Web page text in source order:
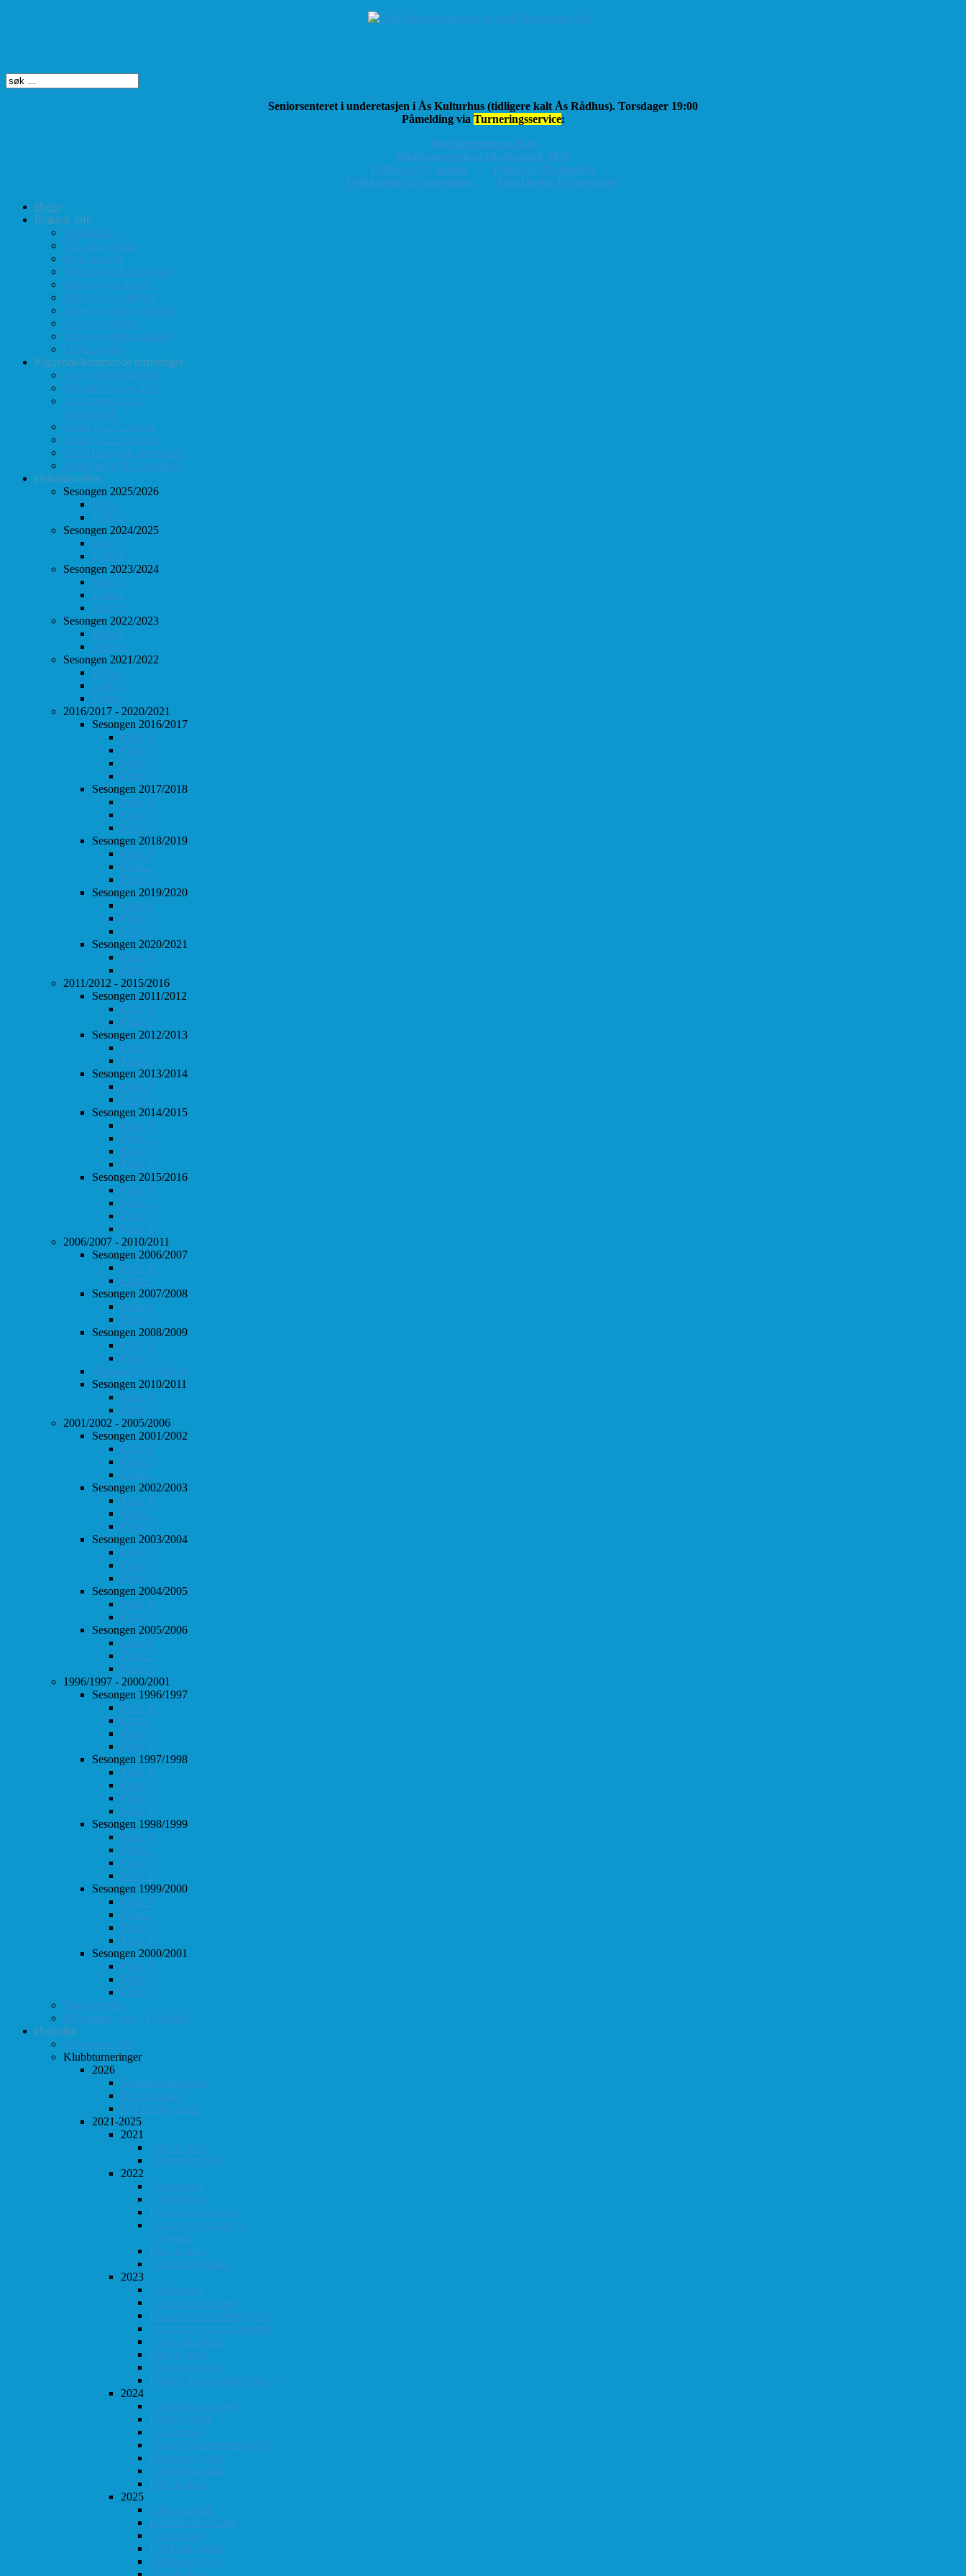
Seniorsenteret i underetasjen i Ås Kulturhus (tidligere kalt Ås Rådhus). Torsdager 19:00
Påmelding via Turneringsservice:
Høstturneringen 2026
Klubbmesterskap Hurtigsjakk 2026
FolloLyn 27. august
FolloLyn 22. oktober
FolloHurtig 24. september
FolloHurtig 10. desember
Hjem
Praktisk info
Terminliste
Tid, sted og pris
Styre og verv
Telefon- og E-post-liste
Forenings-vedtekter
Turneringsreglement
Barne- og ungdomssjakk
Årsmøte-papirer
Litt om sjakkforeningen
FIDEs regler
Pågående/kommende turneringer
Vårt turneringstilbud
Høstturneringen 2026
Klubbmesterskap
Hurtigsjakk
FolloLyn 27. august
FolloLyn 22. oktober
FolloHurtig 24. september
FolloHurtig 10. desember
Østlandsserien
Sesongen 2025/2026
Follo 1
Follo 2
Sesongen 2024/2025
Follo 1
Follo 2
Sesongen 2023/2024
Follo 1
Follo 2
Follo 3
Sesongen 2022/2023
Follo 1
Follo 2
Sesongen 2021/2022
Follo 1
Follo 2
Follo 3
2016/2017 - 2020/2021
Sesongen 2016/2017
Follo 1
Follo 2
Follo 3
Follo 4
Sesongen 2017/2018
Follo 1
Follo 2
Follo 3
Sesongen 2018/2019
Follo 1
Follo 2
Follo 3
Sesongen 2019/2020
Follo 1
Follo 2
Follo 3
Sesongen 2020/2021
Follo 1
Follo 2
2011/2012 - 2015/2016
Sesongen 2011/2012
Follo 1
Follo 2
Sesongen 2012/2013
Follo 1
Follo 2
Sesongen 2013/2014
Follo 1
Follo 2
Sesongen 2014/2015
Follo 1
Follo 2
Follo 3
Follo 4
Sesongen 2015/2016
Follo 1
Follo 2
Follo 3
Follo 4
2006/2007 - 2010/2011
Sesongen 2006/2007
Follo 1
Follo 2
Sesongen 2007/2008
Follo 1
Follo 2
Sesongen 2008/2009
Follo 1
Follo 2
Sesongen 2009/2010
Sesongen 2010/2011
Follo 1
Follo 2
2001/2002 - 2005/2006
Sesongen 2001/2002
Follo 1
Follo 2
Follo 3
Sesongen 2002/2003
Follo 1
Follo 2
Follo 3
Sesongen 2003/2004
Follo 1
Follo 2
Follo 3
Sesongen 2004/2005
Follo 1
Follo 2
Sesongen 2005/2006
Follo 1
Follo 2
Follo 3
1996/1997 - 2000/2001
Sesongen 1996/1997
Follo 1
Follo 2
Follo 3
Follo 4
Sesongen 1997/1998
Follo 1
Follo 2
Follo 3
Follo 4
Sesongen 1998/1999
Follo 1
Follo 2
Follo 3
Follo 4
Sesongen 1999/2000
Follo 1
Follo 2
Follo 3
Follo 4
Sesongen 2000/2001
Follo 1
Follo 2
Follo 3
Totaloversikt
ØS-kamper med "Fullt hus"
Historikk
Vinner-oversikt
Klubbturneringer
2026
Klubbmesterskapet
KM Lynsjakk
Lyn/Hurtig våren
2021-2025
2021
Høst-konrad
Høstturneringen
2022
Vår-konrad
Vårturnering
Klubbmesterskapet
Klubbmesterskapet i
Lynsjakk
Høst-konrad
KM i Hurtigsjakk
2023
Vår-konrad
Klubbmesterskapet
Konrad Timestrening (vår)
Klubbmesterskap Lynsjakk
KM Hurtigsjakk
Høst-konrad
Høstturneringen
Konrad Timestrening (høst)
2024
Klubbmesterskapet
KM Lynsjakk
Vår-konrad
Konrad Timestrening (vår)
Høstturneringen
KM Hurtigsjakk
Høst-konrad
2025
KM Lynsjakk
Klubbmesterskapet
Vår-konrad
KM Hurtigsjakk
Høstturneringen